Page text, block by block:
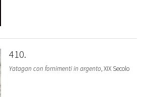
410
Yatagan con fornimenti in argento, XIX Secolo